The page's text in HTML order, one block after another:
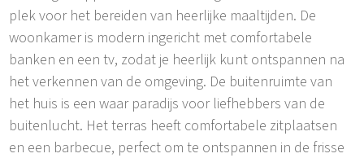
plek voor het bereiden van heerlijke maaltijden. De
woonkamer is modern ingericht met comfortabele
banken en een tv, zodat je heerlijk kunt ontspannen na
het verkennen van de omgeving. De buitenruimte van
het huis is een waar paradijs voor liefhebbers van de
buitenlucht. Het terras heeft comfortabele zitplaatsen
en een barbecue, perfect om te ontspannen in de frisse